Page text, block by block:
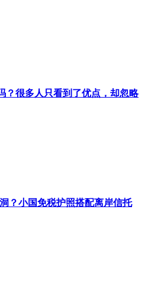
？很多人只看到了优点，却忽略
？小国免税护照搭配离岸信托